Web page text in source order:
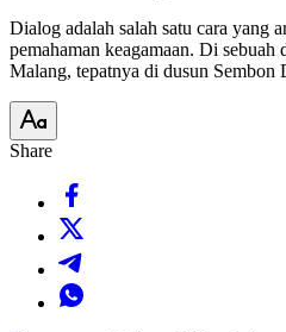
Dialog adalah salah satu cara yang
pemahaman keagamaan. Di
Malang, tepatnya di dusun Sembon
Share